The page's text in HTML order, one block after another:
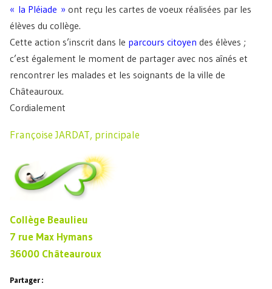
« la Pléiade » ont reçu les cartes de voeux réalisées par les
élèves du collège.
Cette action s’inscrit dans le parcours citoyen des élèves ;
c’est également le moment de partager avec nos aînés et
rencontrer les malades et les soignants de la ville de
Châteauroux.
Cordialement
Françoise JARDAT, principale
Collège Beaulieu
7 rue Max Hymans
36000 Châteauroux
Partager :